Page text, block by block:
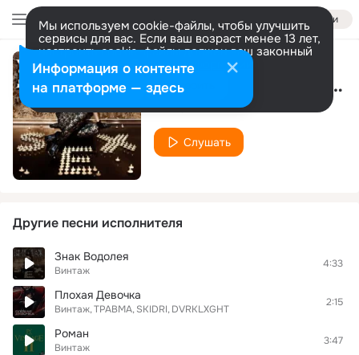
Войти
Мы используем cookie-файлы, чтобы улучшить
сервисы для вас. Если ваш возраст менее 13 лет,
настроить cookie-файлы должен ваш законный
представитель. Больше информации
Разрешить все Настроить Когда рядом ты (DJ Sasha Dith Remix)
Винтаж
Слушать
Другие песни исполнителя
Знак Водолея
Винтаж
4:33
Плохая Девочка
Винтаж ТРАВМА SKIDRI DVRKLXGHT
2:15
Роман
Винтаж
3:47
Информация о контенте
на платформе — здесь